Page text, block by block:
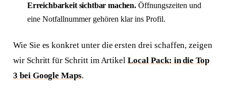
Erreichbarkeit sichtbar machen.Öffnungszeiten und
eine Notfallnummer gehören klar ins Profil.
Wie Sie es konkret unter die ersten drei schaffen, zeigen
wir Schritt für Schritt im ArtikelLocal Pack: in die Top
3 bei Google Maps.